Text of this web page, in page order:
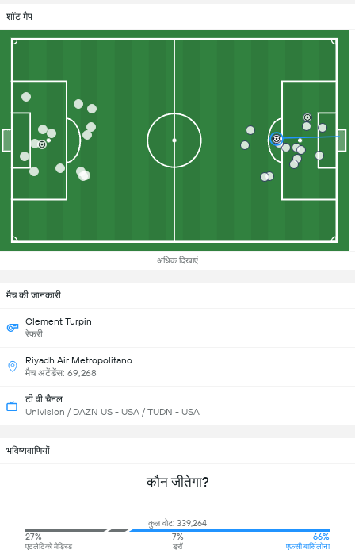
शॉट मैप
अधिक दिखाएं
मैच की जानकारी
Clement Turpin
रेफरी
Riyadh Air Metropolitano
मैच अटेंडेंस: 69,268
टी वी चैनल
Univision / DAZN US - USA / TUDN - USA
भविष्यवाणियों
कौन जीतेगा?
कुल वोट: 339,264
27%
एटलेटिको मैड्रिड
7%
ड्रॉ
66%
एफ़सी बार्सिलोना